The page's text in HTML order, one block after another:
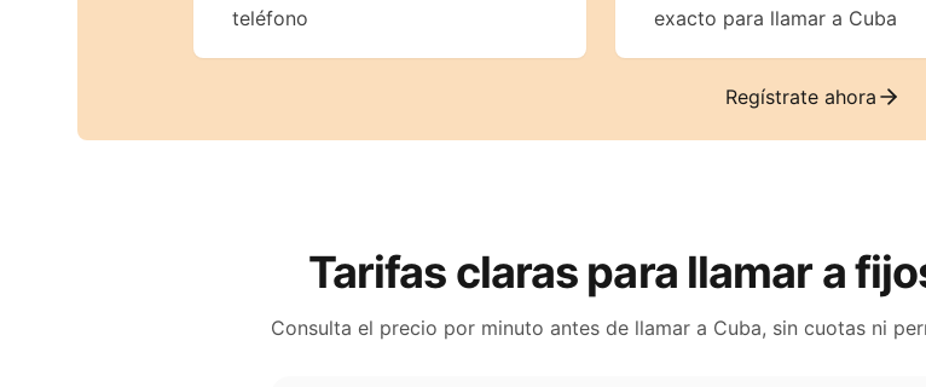
teléfono
exacto para llamar a Cuba
Regístrate ahora
Tarifas claras para llamar a
Consulta el precio por minuto antes de llamar a Cuba, sin cuotas ni